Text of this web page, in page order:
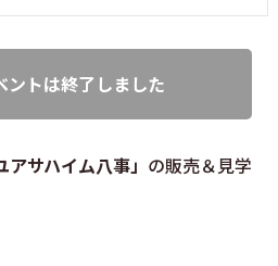
ントは終了しました
アサハイム八事」 の販売＆見学